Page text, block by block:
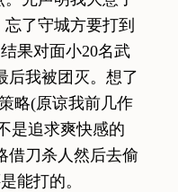
了守城方要打到
果对面小20名武
后我被团灭。想了
略(原谅我前几作
是追求爽快感的
借刀杀人然后去偷
能打的。